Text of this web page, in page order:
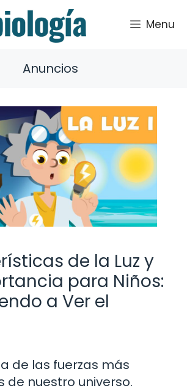
Menu
Anuncios
de la Luz y
para Niños:
a Ver el
de las fuerzas más
de nuestro universo.